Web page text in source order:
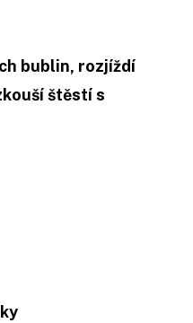
bublin, rozjíždí
štěstí s